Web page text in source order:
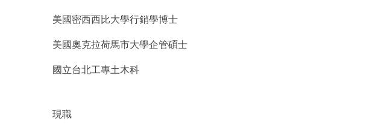
美國密西西比大學行銷學博士
美國奧克拉荷馬市大學企管碩士
國立台北工專土木科
現職